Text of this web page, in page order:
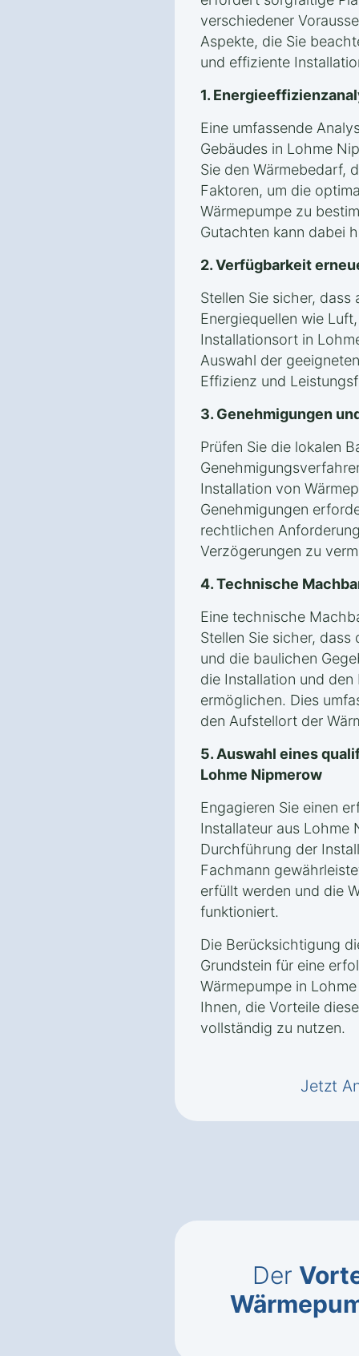
verschiedener
Aspekte, die Sie
und effiziente
1.
Eine umfassende
Gebäudes in Lohme
Sie den Wärmebedarf,
Faktoren, um die
Wärmepumpe zu
Gutachten kann dabei
2. Verfügbarkeit
Stellen Sie sicher, dass
Energiequellen wie
Installationsort in
Auswahl der
Effizienz und
3. Genehmigungen
Prüfen Sie die lokalen
Installation von
Genehmigungen
rechtlichen
Verzögerungen zu
4. Technische
Eine technische
Stellen Sie sicher,
und die baulichen
die Installation und den
ermöglichen. Dies
den Aufstellort der
5. Auswahl eines
Lohme Nipmerow
Engagieren Sie einen
Installateur aus Lohme
Durchführung der
Fachmann
erfüllt werden und die
funktioniert.
Die Berücksichtigung
Grundstein für eine
Wärmepumpe in
Ihnen, die Vorteile
vollständig zu nutzen.
Jetzt
Der